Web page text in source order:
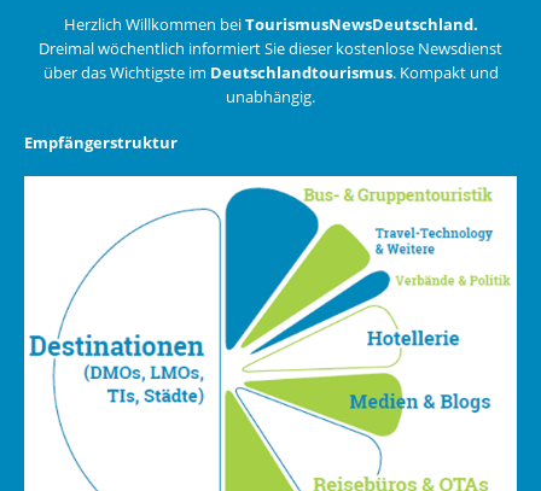
Herzlich Willkommen beiTourismusNewsDeutschland.
Dreimal wöchentlich informiert Sie dieser kostenlose Newsdienst
über das Wichtigste im Deutschlandtourismus. Kompakt und
unabhängig.
Empfängerstruktur